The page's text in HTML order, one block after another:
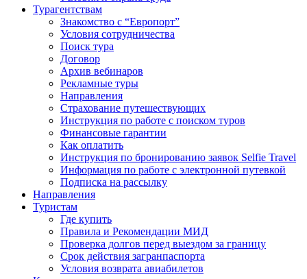
Турагентствам
Знакомство с “Европорт”
Условия сотрудничества
Поиск тура
Договор
Архив вебинаров
Рекламные туры
Направления
Страхование путешествующих
Инструкция по работе с поиском туров
Финансовые гарантии
Как оплатить
Инструкция по бронированию заявок Selfie Travel
Информация по работе с электронной путевкой
Подписка на рассылку
Направления
Туристам
Где купить
Правила и Рекомендации МИД
Проверка долгов перед выездом за границу
Срок действия загранпаспорта
Условия возврата авиабилетов